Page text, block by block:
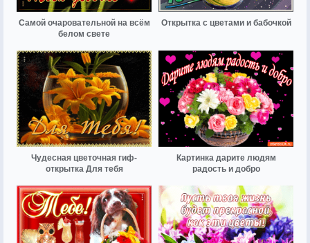
Самой очаровательной на всём
белом свете
Открытка с цветами и бабочкой
Чудесная цветочная гиф-
открытка Для тебя
Картинка дарите людям
радость и добро